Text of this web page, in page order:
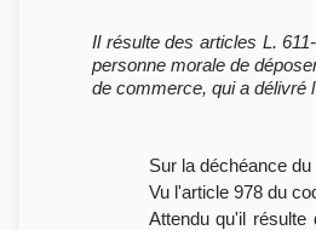
Il résulte des articles L.
personne morale de
de commerce, qui a délivré
Sur la déchéance
Vu l'article 978 du
Attendu qu'il